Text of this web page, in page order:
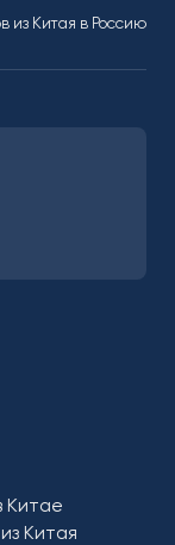
из Китая в Россию
Китае
Китая